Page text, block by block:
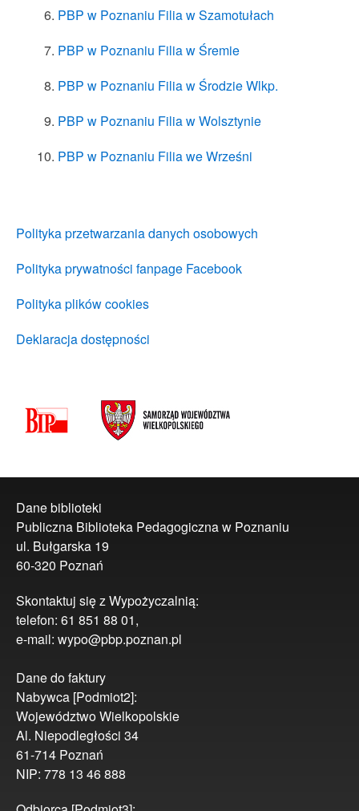
PBP w Poznaniu Filia w Szamotułach
PBP w Poznaniu Filia w Śremie
PBP w Poznaniu Filia w Środzie Wlkp.
PBP w Poznaniu Filia w Wolsztynie
PBP w Poznaniu Filia we Wrześni
Polityka przetwarzania danych osobowych
Polityka prywatności fanpage Facebook
Polityka plików cookies
Deklaracja dostępności
Dane biblioteki
Publiczna Biblioteka Pedagogiczna w Poznaniu
ul. Bułgarska 19
60-320 Poznań
Skontaktuj się z Wypożyczalnią:
telefon: 61 851 88 01,
e-mail: wypo@pbp.poznan.pl
Dane do faktury
Nabywca [Podmiot2]:
Województwo Wielkopolskie
Al. Niepodległości 34
61-714 Poznań
NIP: 778 13 46 888